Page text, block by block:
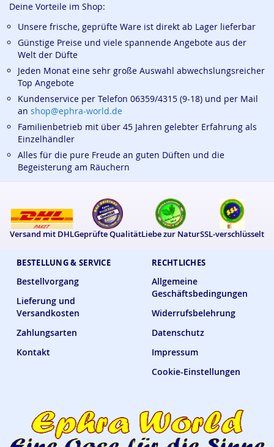
BESTELLUNG & SERVICE
Bestellvorgang
Lieferung und
Versandkosten
Zahlungsarten
Kontakt
RECHTLICHES
Allgemeine
Geschäftsbedingungen
Widerrufsbelehrung
Datenschutz
Impressum
Cookie-Einstellungen
Deine Vorteile im Shop:
Unsere frische, geprüfte Ware ist direkt ab Lager lieferbar
Günstige Preise und viele spannende Angebote aus der
Welt der Düfte
Jeden Monat eine sehr große Auswahl abwechslungsreicher
Top Angebote
Kundenservice per Telefon 06359/4315 (9-18) und per Mail
an shop@ephra-world.de
Familienbetrieb mit über 45 Jahren gelebter Erfahrung als
Einzelhändler
Alles für die pure Freude an guten Düften und die
Begeisterung am Räuchern
Versand mit DHLGeprüfte QualitätLiebe zur NaturSSL-verschlüsselt